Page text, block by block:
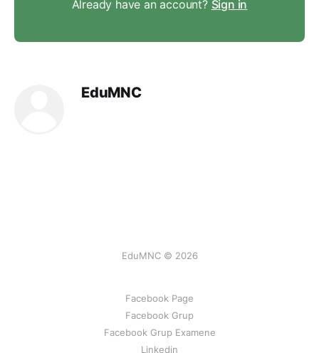
Already have an account? Sign in
EduMNC
EduMNC © 2026
Facebook Page
Facebook Grup
Facebook Grup Examene
Linkedin